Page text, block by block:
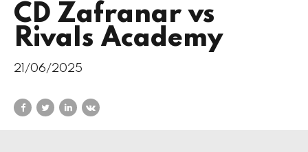
CD Zafranar vs
Rivals Academy
21/06/2025